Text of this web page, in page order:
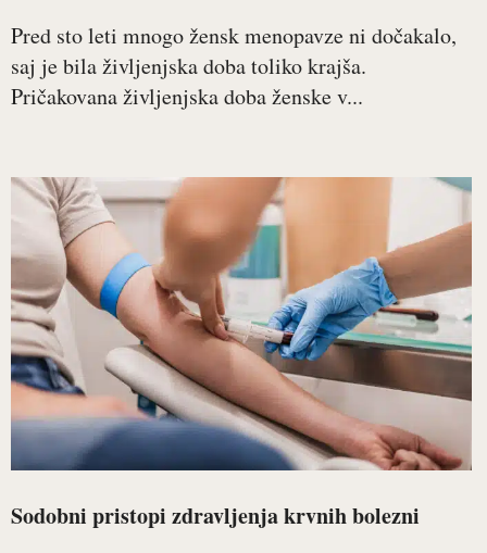
Pred sto leti mnogo žensk menopavze ni dočakalo,
saj je bila življenjska doba toliko krajša.
Pričakovana življenjska doba ženske v...
Sodobni pristopi zdravljenja krvnih bolezni